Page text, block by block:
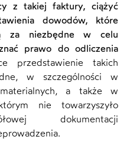
z takiej faktury, ciążyć
dowodów, które
za niezbędne w celu
prawo do odliczenia
przedstawienie takich
w szczególności w
a także w
nie towarzyszyło
dokumentacji